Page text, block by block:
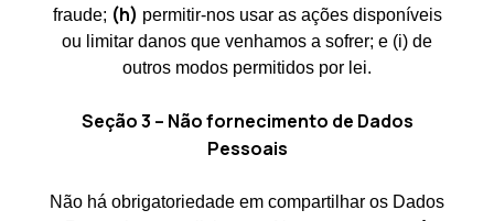
fraude; (h) permitir-nos usar as ações disponíveis
ou limitar danos que venhamos a sofrer; e (i) de
outros modos permitidos por lei.
Seção 3 – Não fornecimento de Dados
Pessoais
Não há obrigatoriedade em compartilhar os Dados